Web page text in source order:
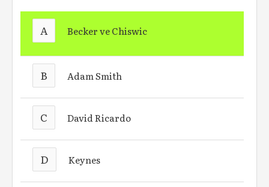
A Becker ve Chiswic
B Adam Smith
C David Ricardo
D Keynes